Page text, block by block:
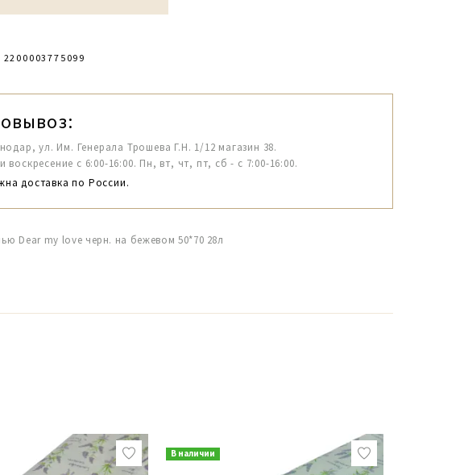
2200003775099
ул. Им. Генерала Трошева Г.Н. 1/12 магазин 38.
воскресение с 6:00-16:00. Пн, вт, чт, пт, сб - с 7:00-16:00.
доставка по России.
Dear my love черн. на бежевом 50*70 28л
В наличии